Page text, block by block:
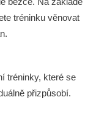
tréninku věnovat
tréninky, které se
přizpůsobí.